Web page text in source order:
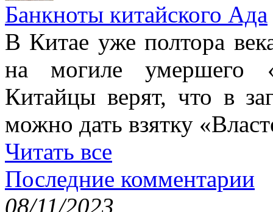
Банкноты китайского Ада
В Китае уже полтора
на могиле умершего
Китайцы верят, что в
можно дать взятку
Читать все
Последние комментарии
08/11/2023